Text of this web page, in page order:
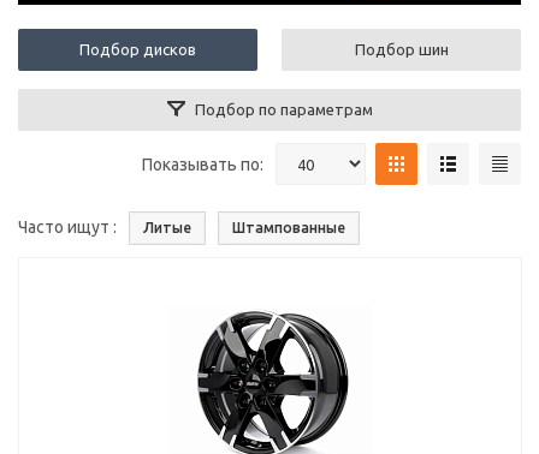
Подбор дисков Подбор шин
Подбор по параметрам
Показывать по:
Часто ищут Литые Штампованные